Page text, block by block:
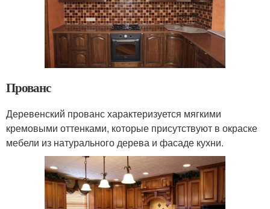
Прованс
Деревенский прованс характеризуется мягкими
кремовыми оттенками, которые присутствуют в окраске
мебели из натурального дерева и фасаде кухни.